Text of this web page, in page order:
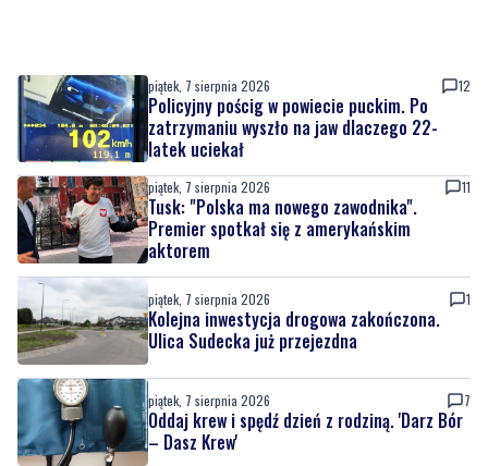
piątek, 7 sierpnia 2026 12
Policyjny pościg w powiecie puckim. Po
zatrzymaniu wyszło na jaw dlaczego 22-
latek uciekał
piątek, 7 sierpnia 2026 11
Tusk: "Polska ma nowego zawodnika".
Premier spotkał się z amerykańskim
aktorem
piątek, 7 sierpnia 2026 1
Kolejna inwestycja drogowa zakończona.
Ulica Sudecka już przejezdna
piątek, 7 sierpnia 2026 7
Oddaj krew i spędź dzień z rodziną. 'Darz Bór
– Dasz Krew'